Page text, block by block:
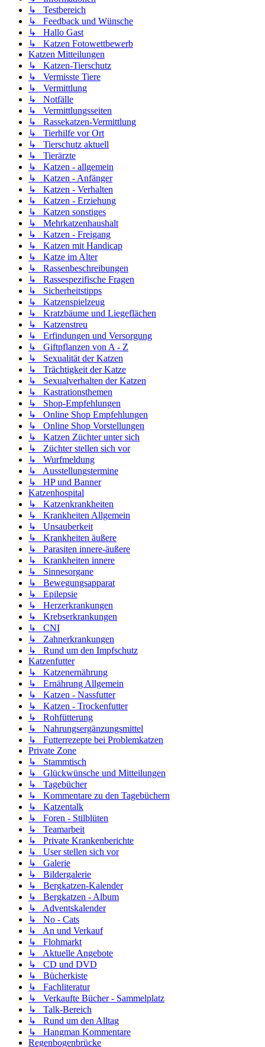
↳ Testbereich
↳ Feedback und Wünsche
↳ Hallo Gast
↳ Katzen Fotowettbewerb
Katzen Mitteilungen
↳ Katzen-Tierschutz
↳ Vermisste Tiere
↳ Vermittlung
↳ Notfälle
↳ Vermittlungsseiten
↳ Rassekatzen-Vermittlung
↳ Tierhilfe vor Ort
↳ Tierschutz aktuell
↳ Tierärzte
↳ Katzen - allgemein
↳ Katzen - Anfänger
↳ Katzen - Verhalten
↳ Katzen - Erziehung
↳ Katzen sonstiges
↳ Mehrkatzenhaushalt
↳ Katzen - Freigang
↳ Katzen mit Handicap
↳ Katze im Alter
↳ Rassenbeschreibungen
↳ Rassespezifische Fragen
↳ Sicherheitstipps
↳ Katzenspielzeug
↳ Kratzbäume und Liegeflächen
↳ Katzenstreu
↳ Erfindungen und Versorgung
↳ Giftpflanzen von A - Z
↳ Sexualität der Katzen
↳ Trächtigkeit der Katze
↳ Sexualverhalten der Katzen
↳ Kastrationsthemen
↳ Shop-Empfehlungen
↳ Online Shop Empfehlungen
↳ Online Shop Vorstellungen
↳ Katzen Züchter unter sich
↳ Züchter stellen sich vor
↳ Wurfmeldung
↳ Ausstellungstermine
↳ HP und Banner
Katzenhospital
↳ Katzenkrankheiten
↳ Krankheiten Allgemein
↳ Unsauberkeit
↳ Krankheiten äußere
↳ Parasiten innere-äußere
↳ Krankheiten innere
↳ Sinnesorgane
↳ Bewegungsapparat
↳ Epilepsie
↳ Herzerkrankungen
↳ Krebserkrankungen
↳ CNI
↳ Zahnerkrankungen
↳ Rund um den Impfschutz
Katzenfutter
↳ Katzenernährung
↳ Ernährung Allgemein
↳ Katzen - Nassfutter
↳ Katzen - Trockenfutter
↳ Rohfütterung
↳ Nahrungsergänzungsmittel
↳ Futterrezepte bei Problemkatzen
Private Zone
↳ Stammtisch
↳ Glückwünsche und Mitteilungen
↳ Tagebücher
↳ Kommentare zu den Tagebüchern
↳ Katzentalk
↳ Foren - Stilblüten
↳ Teamarbeit
↳ Private Krankenberichte
↳ User stellen sich vor
↳ Galerie
↳ Bildergalerie
↳ Bergkatzen-Kalender
↳ Bergkatzen - Album
↳ Adventskalender
↳ No - Cats
↳ An und Verkauf
↳ Flohmarkt
↳ Aktuelle Angebote
↳ CD und DVD
↳ Bücherkiste
↳ Fachliteratur
↳ Verkaufte Bücher - Sammelplatz
↳ Talk-Bereich
↳ Rund um den Alltag
↳ Hangman Kommentare
Regenbogenbrücke